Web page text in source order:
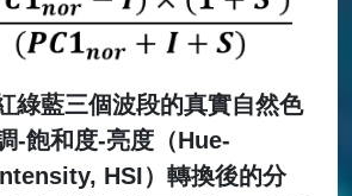
綠藍三個波段的真實自然色
-飽和度-亮度（Hue-
HSI）轉換後的分